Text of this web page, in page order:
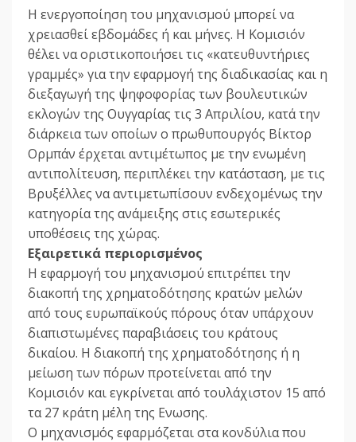
Η ενεργοποίηση του μηχανισμού μπορεί να
χρειασθεί εβδομάδες ή και μήνες. Η Κομισιόν
θέλει να οριστικοποιήσει τις «κατευθυντήριες
γραμμές» για την εφαρμογή της διαδικασίας και η
διεξαγωγή της ψηφοφορίας των βουλευτικών
εκλογών της Ουγγαρίας τις 3 Απριλίου, κατά την
διάρκεια των οποίων ο πρωθυπουργός Βίκτορ
Ορμπάν έρχεται αντιμέτωπος με την ενωμένη
αντιπολίτευση, περιπλέκει την κατάσταση, με τις
Βρυξέλλες να αντιμετωπίσουν ενδεχομένως την
κατηγορία της ανάμειξης στις εσωτερικές
υποθέσεις της χώρας.
Εξαιρετικά περιορισμένος
Η εφαρμογή του μηχανισμού επιτρέπει την
διακοπή της χρηματοδότησης κρατών μελών
από τους ευρωπαϊκούς πόρους όταν υπάρχουν
διαπιστωμένες παραβιάσεις του κράτους
δικαίου. Η διακοπή της χρηματοδότησης ή η
μείωση των πόρων προτείνεται από την
Κομισιόν και εγκρίνεται από τουλάχιστον 15 από
τα 27 κράτη μέλη της Ενωσης.
Ο μηχανισμός εφαρμόζεται στα κονδύλια που